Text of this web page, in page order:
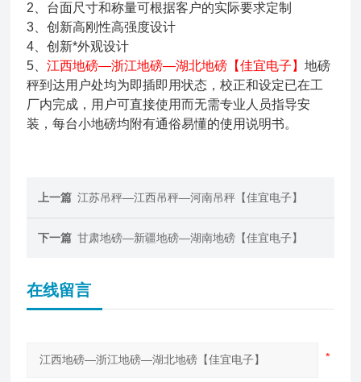
2、台面尺寸和称量可根据客户的实际要求定制
3、创新高刚性高强度设计
4、创新*外观设计
5、江西地磅—浙江地磅—湖北地磅【佳宜电子】地磅
秤到达用户处均为即插即用状态，校正和设定已在工
厂内完成，用户可直接使用而无需专业人员指导安
装，每台小地磅均附有通俗易懂的使用说明书。
上一篇 江苏吊秤—江西吊秤—河南吊秤【佳宜电子】
下一篇 甘肃地磅—新疆地磅—湖南地磅【佳宜电子】
在线留言